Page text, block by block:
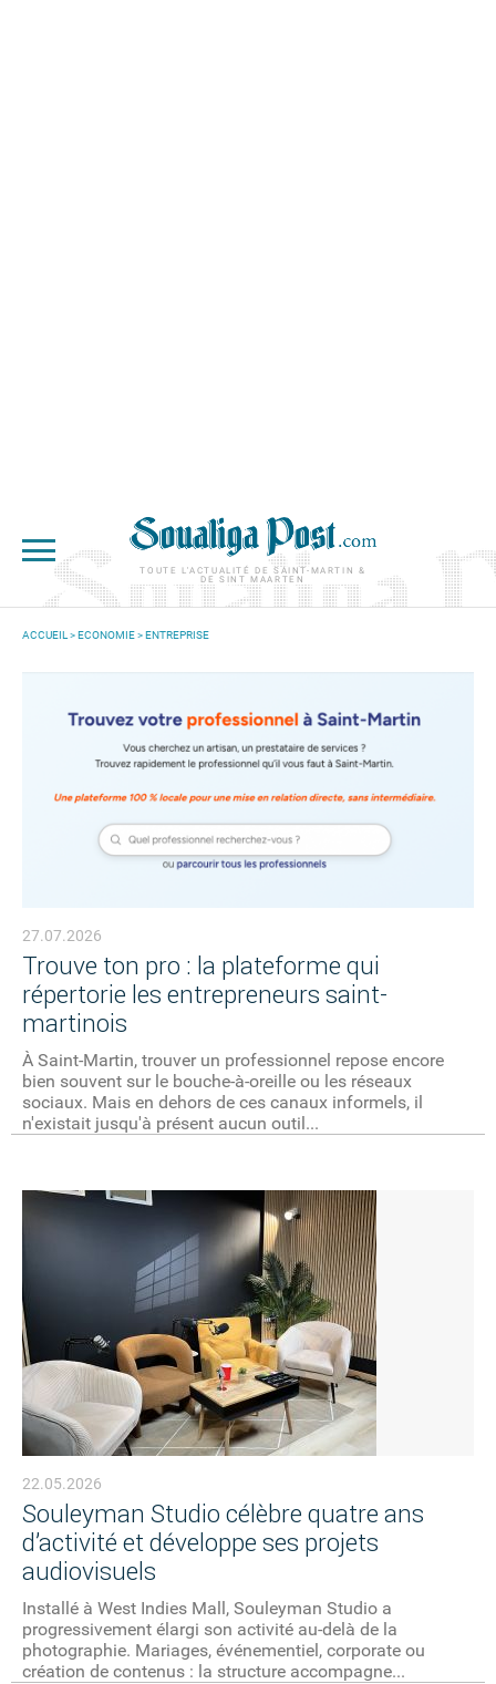
TOUTE L'ACTUALITÉ DE SAINT-MARTIN &
DE SINT MAARTEN
ACCUEIL >ECONOMIE>ENTREPRISE
27.07.2026
Trouve ton pro : la plateforme qui
répertorie les entrepreneurs saint-
martinois
À Saint-Martin, trouver un professionnel repose encore
bien souvent sur le bouche-à-oreille ou les réseaux
sociaux. Mais en dehors de ces canaux informels, il
n'existait jusqu'à présent aucun outil...
22.05.2026
Souleyman Studio célèbre quatre ans
d’activité et développe ses projets
audiovisuels
Installé à West Indies Mall, Souleyman Studio a
progressivement élargi son activité au-delà de la
photographie. Mariages, événementiel, corporate ou
création de contenus : la structure accompagne...